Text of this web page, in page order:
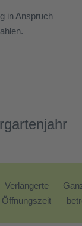
in Anspruch
Verlängerte
Öffnungszeit